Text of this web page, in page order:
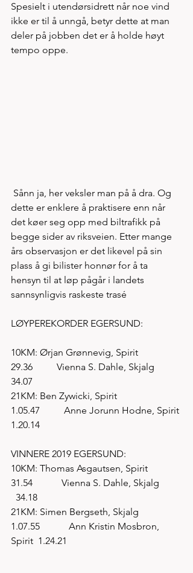
Spesielt i utendørsidrett når noe vind
ikke er til å unngå, betyr dette at man
deler på jobben det er å holde høyt
tempo oppe.
dette er enklere å praktisere enn når
det køer seg opp med biltrafikk på
begge sider av riksveien. Etter mange
års observasjon er det likevel på sin
plass å gi bilister honnør for å ta
hensyn til at løp pågår i landets
sannsynligvis raskeste trasé
LØYPEREKORDER EGERSUND:
10KM: Ørjan Grønnevig, Spirit
29.36          Vienna S. Dahle, Skjalg
34.07
21KM: Ben Zywicki, Spirit
1.05.47          Anne Jorunn Hodne, Spirit
1.20.14
VINNERE 2019 EGERSUND:
10KM: Thomas Asgautsen, Spirit
31.54            Vienna S. Dahle, Skjalg
  34.18
21KM: Simen Bergseth, Skjalg
1.07.55            Ann Kristin Mosbron,
Spirit  1.24.21